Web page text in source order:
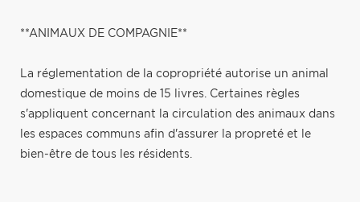
**ANIMAUX DE COMPAGNIE**
La réglementation de la copropriété autorise un animal
domestique de moins de 15 livres. Certaines règles
s'appliquent concernant la circulation des animaux dans
les espaces communs afin d'assurer la propreté et le
bien-être de tous les résidents.